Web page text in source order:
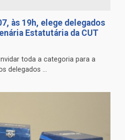
às 19h, elege delegados
Estatutária da CUT
toda a categoria para a
delegados ...